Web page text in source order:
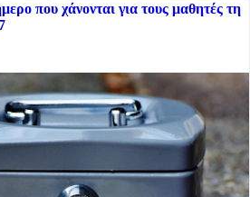
που χάνονται για τους μαθητές τη